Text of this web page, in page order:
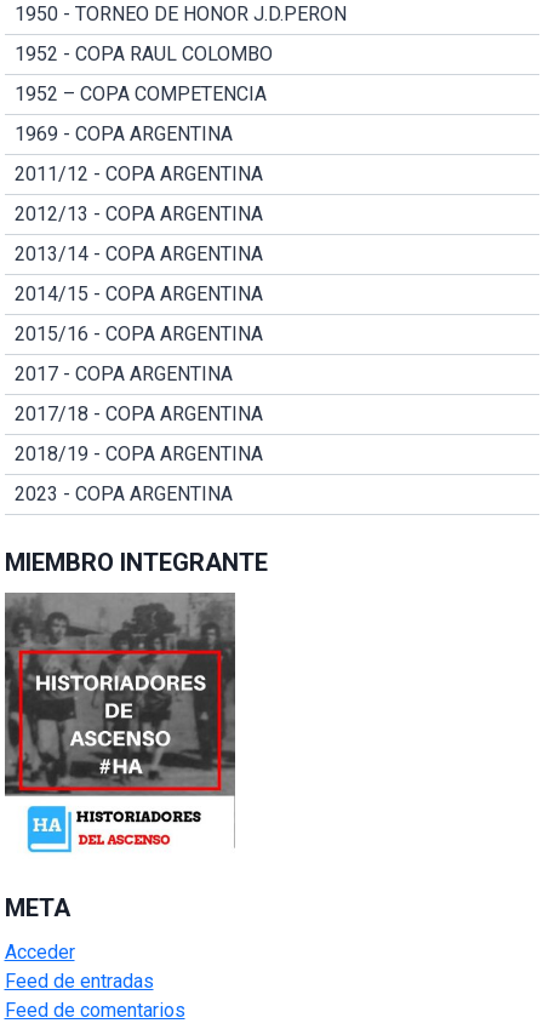
1950 - TORNEO DE HONOR J.D.PERON
1952 - COPA RAUL COLOMBO
1952 – COPA COMPETENCIA
1969 - COPA ARGENTINA
2011/12 - COPA ARGENTINA
2012/13 - COPA ARGENTINA
2013/14 - COPA ARGENTINA
2014/15 - COPA ARGENTINA
2015/16 - COPA ARGENTINA
2017 - COPA ARGENTINA
2017/18 - COPA ARGENTINA
2018/19 - COPA ARGENTINA
2023 - COPA ARGENTINA
MIEMBRO INTEGRANTE
META
Acceder
Feed de entradas
Feed de comentarios